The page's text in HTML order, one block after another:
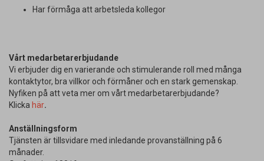
Har förmåga att arbetsleda kollegor
Vårt medarbetarerbjudande
Vi erbjuder dig en varierande och stimulerande roll med många
kontaktytor, bra villkor och förmåner och en stark gemenskap.
Nyfiken på att veta mer om vårt medarbetarerbjudande?
Klicka här.
Anställningsform
Tjänsten är tillsvidare med inledande provanställning på 6
månader.